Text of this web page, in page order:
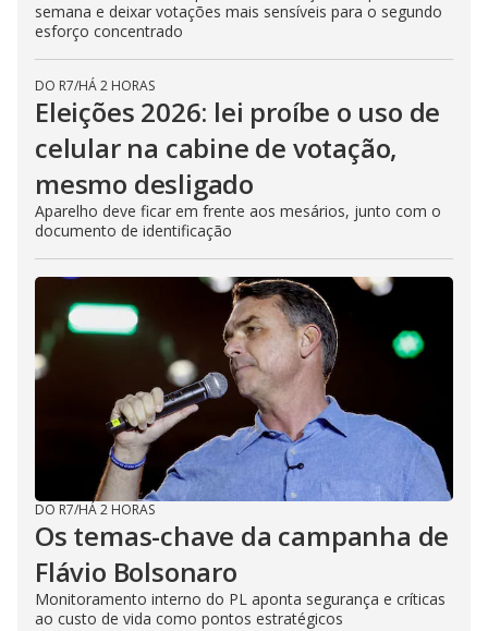
semana e deixar votações mais sensíveis para o segundo
esforço concentrado
DO R7/HÁ 2 HORAS
Eleições 2026: lei proíbe o uso de
celular na cabine de votação,
mesmo desligado
Aparelho deve ficar em frente aos mesários, junto com o
documento de identificação
DO R7/HÁ 2 HORAS
Os temas-chave da campanha de
Flávio Bolsonaro
Monitoramento interno do PL aponta segurança e críticas
ao custo de vida como pontos estratégicos